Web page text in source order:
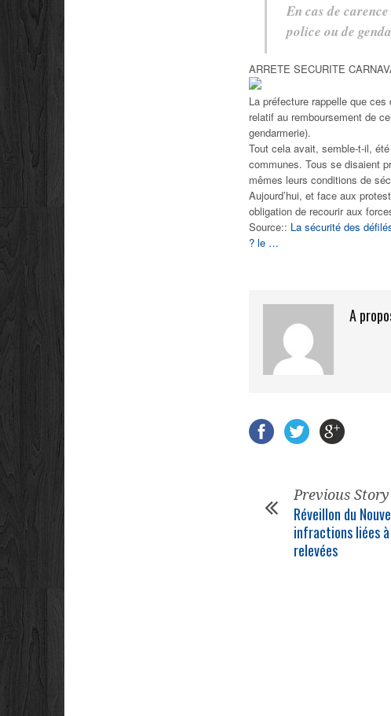
En cas de
police ou de
ARRETE SECURITE
La préfecture rappelle que
relatif au remboursement de
gendarmerie).
Tout cela avait, semble-t-il,
communes. Tous se disaient
mêmes leurs conditions de
Aujourd’hui, et face aux
obligation de recourir aux
Source:: La sécurité des
? le …
A
Previous Story
Réveillon du
infractions liées à
relevées